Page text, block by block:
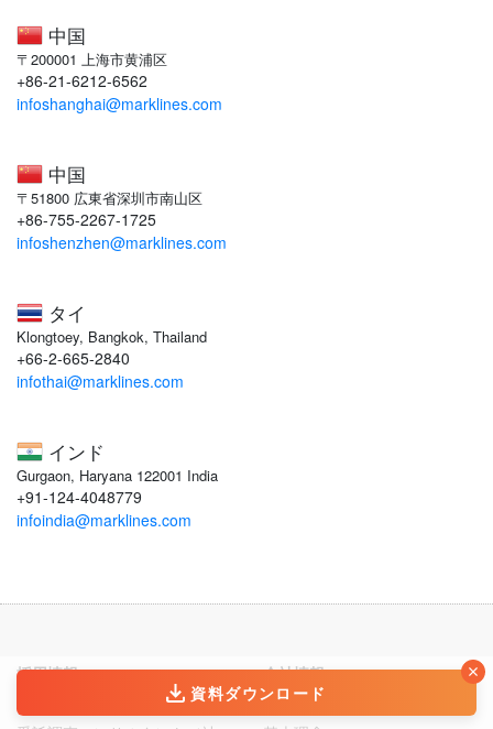
資料ダウンロード
中国
〒200001 上海市黄浦区
+86-21-6212-6562
infoshanghai@marklines.com
中国
〒51800 広東省深圳市南山区
+86-755-2267-1725
infoshenzhen@marklines.com
タイ
Klongtoey, Bangkok, Thailand
+66-2-665-2840
infothai@marklines.com
インド
Gurgaon, Haryana 122001 India
+91-124-4048779
infoindia@marklines.com
採用情報
グローバル営業
会社情報
トップメッセージ